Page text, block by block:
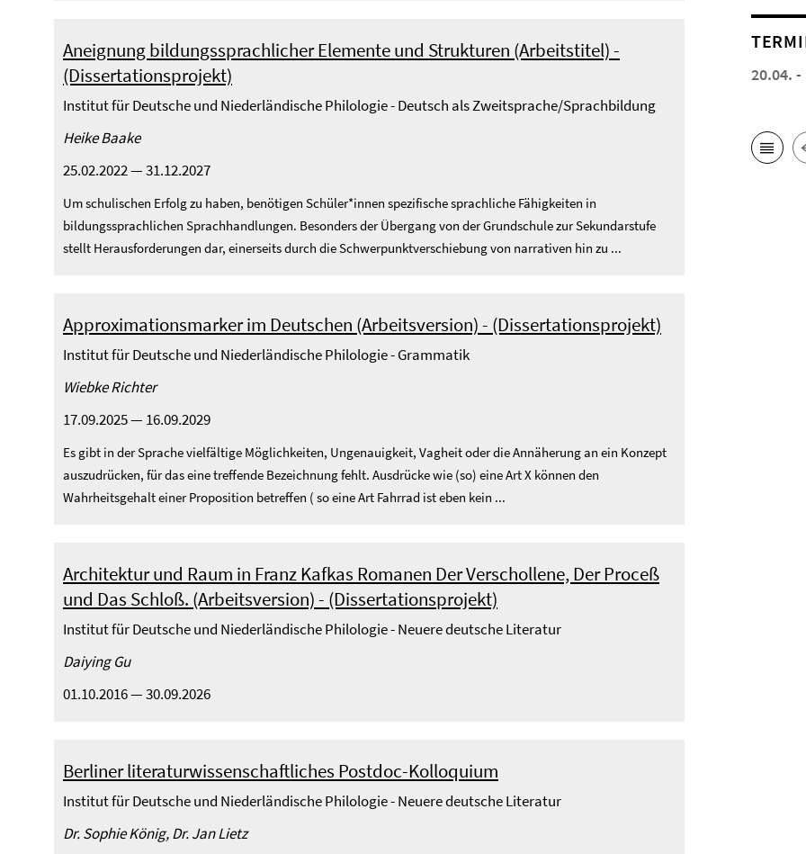
Aneignung bildungssprachlicher Elemente und Strukturen (Arbeitstitel) -
(Dissertationsprojekt)
Institut für Deutsche und Niederländische Philologie - Deutsch als Zweitsprache/Sprachbildung
Heike Baake
25.02.2022 — 31.12.2027
Um schulischen Erfolg zu haben, benötigen Schüler*innen spezifische sprachliche Fähigkeiten in
bildungssprachlichen Sprachhandlungen. Besonders der Übergang von der Grundschule zur Sekundarstufe
stellt Herausforderungen dar, einerseits durch die Schwerpunktverschiebung von narrativen hin zu ...
Approximationsmarker im Deutschen (Arbeitsversion) - (Dissertationsprojekt)
Institut für Deutsche und Niederländische Philologie - Grammatik
Wiebke Richter
17.09.2025 — 16.09.2029
Es gibt in der Sprache vielfältige Möglichkeiten, Ungenauigkeit, Vagheit oder die Annäherung an ein Konzept
auszudrücken, für das eine treffende Bezeichnung fehlt. Ausdrücke wie (so) eine Art X können den
Wahrheitsgehalt einer Proposition betreffen ( so eine Art Fahrrad ist eben kein ...
Architektur und Raum in Franz Kafkas Romanen Der Verschollene, Der Proceß
und Das Schloß. (Arbeitsversion) - (Dissertationsprojekt)
Institut für Deutsche und Niederländische Philologie - Neuere deutsche Literatur
Daiying Gu
01.10.2016 — 30.09.2026
Berliner literaturwissenschaftliches Postdoc-Kolloquium
Institut für Deutsche und Niederländische Philologie - Neuere deutsche Literatur
Dr. Sophie König, Dr. Jan Lietz
20.04. -